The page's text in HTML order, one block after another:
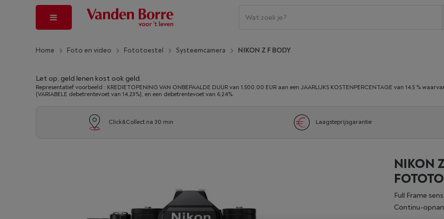
Home Foto en video Fototoestel Systeemcamera NIKON Z F BODY
Let op, geld lenen kost ook geld.
Representatief voorbeeld : KREDIETOPENING VAN ONBEPAALDE DUUR van 1.500,00 EUR aan een JAARLIJKS KOSTENPERCENTAGE van 14,5 %
(VARIABELE debetrentevoet van 14,23%), en een debetrentevoet van 6,24%.
Click&Collect na 30 min Laagsteprijsgarantie
NIKON
Full Frame
Continu-